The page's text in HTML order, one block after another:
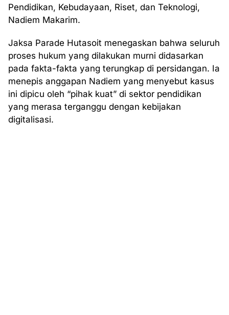
Pendidikan, Kebudayaan, Riset, dan Teknologi,
Nadiem Makarim.
Jaksa Parade Hutasoit menegaskan bahwa seluruh
proses hukum yang dilakukan murni didasarkan
pada fakta-fakta yang terungkap di persidangan. Ia
menepis anggapan Nadiem yang menyebut kasus
ini dipicu oleh “pihak kuat” di sektor pendidikan
yang merasa terganggu dengan kebijakan
digitalisasi.